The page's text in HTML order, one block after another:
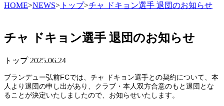
HOME>NEWS> トップ>チャ ドキョン選手 退団のお知らせ
チャ ドキョン選手 退団のお知らせ
トップ 2025.06.24
ブランデュー弘前FCでは、チャ ドキョン選手との契約について、本
人より退団の申し出があり、クラブ・本人双方合意のもと退団とな
ることが決定いたしましたので、お知らせいたします。